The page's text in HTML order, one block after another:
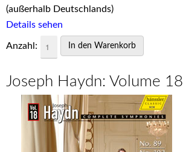
(außerhalb Deutschlands)
Details sehen
Anzahl:
Joseph Haydn: Volume 18